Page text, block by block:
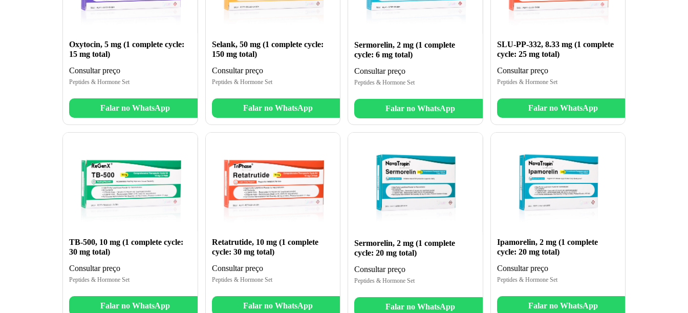
Oxytocin, 5 mg (1 complete cycle:
15 mg total)
Consultar preço
Peptides & Hormone Set
Falar no WhatsApp
Selank, 50 mg (1 complete cycle:
150 mg total)
Consultar preço
Peptides & Hormone Set
Falar no WhatsApp
Sermorelin, 2 mg (1 complete
cycle: 6 mg total)
Consultar preço
Peptides & Hormone Set
Falar no WhatsApp
SLU-PP-332, 8.33 mg (1 complete
cycle: 25 mg total)
Consultar preço
Peptides & Hormone Set
Falar no WhatsApp
TB-500, 10 mg (1 complete cycle:
30 mg total)
Consultar preço
Peptides & Hormone Set
Falar no WhatsApp
Retatrutide, 10 mg (1 complete
cycle: 30 mg total)
Consultar preço
Peptides & Hormone Set
Falar no WhatsApp
Sermorelin, 2 mg (1 complete
cycle: 20 mg total)
Consultar preço
Peptides & Hormone Set
Falar no WhatsApp
Ipamorelin, 2 mg (1 complete
cycle: 20 mg total)
Consultar preço
Peptides & Hormone Set
Falar no WhatsApp